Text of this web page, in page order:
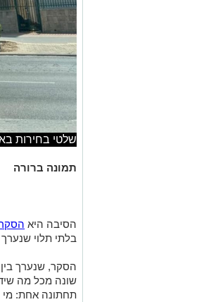
שלטי בחירות
תמונה ברורה
הסיבה היא
בלתי תלוי
שונה מכל מה
תחתונה אחת: מי